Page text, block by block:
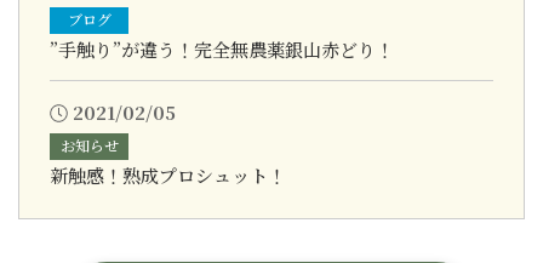
ブログ
”手触り”が違う！完全無農薬銀山赤どり！
2021/02/05
お知らせ
新触感！熟成プロシュット！